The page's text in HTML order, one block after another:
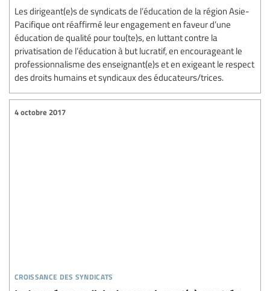
Les dirigeant(e)s de syndicats de l’éducation de la région Asie-
Pacifique ont réaffirmé leur engagement en faveur d’une
éducation de qualité pour tou(te)s, en luttant contre la
privatisation de l’éducation à but lucratif, en encourageant le
professionnalisme des enseignant(e)s et en exigeant le respect
des droits humains et syndicaux des éducateurs/trices.
croissance des syndicats
4 octobre 2017